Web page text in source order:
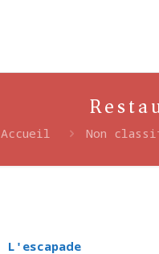
Accueil Non
L'escapade